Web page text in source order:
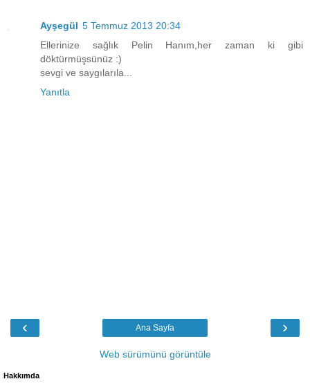
Ayşegül 5 Temmuz 2013 20:34
Ellerinize sağlık Pelin Hanım,her zaman ki gibi
döktürmüşsünüz :)
sevgi ve saygılarıla...
Yanıtla
‹ ›
Ana Sayfa
Web sürümünü görüntüle
Hakkımda